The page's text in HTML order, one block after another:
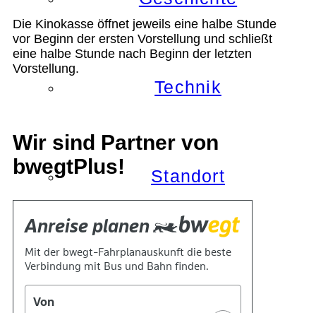
Technik
Standort
Verein
Die Kinokasse öffnet jeweils eine halbe Stunde
vor Beginn der ersten Vorstellung und schließt
eine halbe Stunde nach Beginn der letzten
Vorstellung.
Wir sind Partner von
bwegtPlus!